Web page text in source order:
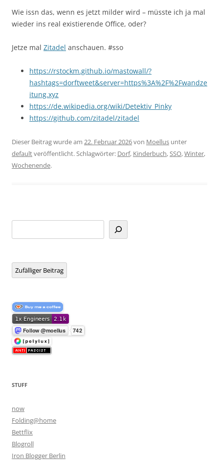
Wie issn das, wenn es jetzt milder wird – müsste ich ja mal
wieder ins real existierende Office, oder?
Jetze mal Zitadel anschauen. #sso
https://rstockm.github.io/mastowall/?
hashtags=dorftweet&server=https%3A%2F%2Fwandze
itung.xyz
https://de.wikipedia.org/wiki/Detektiv_Pinky
https://github.com/zitadel/zitadel
Dieser Beitrag wurde am 22. Februar 2026von Moellus unter
defaultveröffentlicht. Schlagwörter: Dorf, Kinderbuch,SSO,Winter,
Wochenende.
Zufälliger Beitrag
STUFF
now
Folding@home
Bettflix
Blogroll
Iron Blogger Berlin